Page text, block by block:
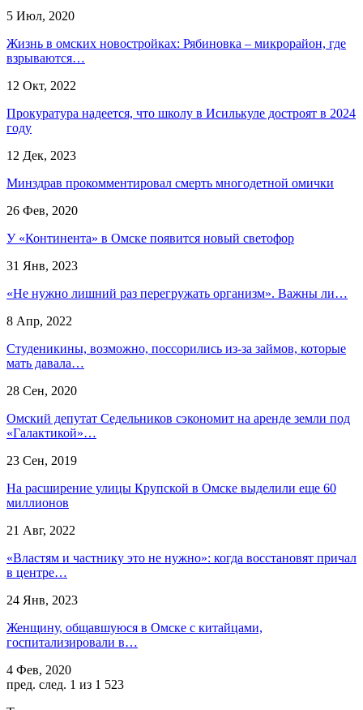
5 Июл, 2020
Жизнь в омских новостройках: Рябиновка – микрорайон, где
взрываются…
12 Окт, 2022
Прокуратура надеется, что школу в Исилькуле достроят в 2024
году
12 Дек, 2023
Минздрав прокомментировал смерть многодетной омички
26 Фев, 2020
У «Континента» в Омске появится новый светофор
31 Янв, 2023
«Не нужно лишний раз перегружать организм». Важны ли…
8 Апр, 2022
Студеникины, возможно, поссорились из-за займов, которые
мать давала…
28 Сен, 2020
Омский депутат Седельников сэкономит на аренде земли под
«Галактикой»…
23 Сен, 2019
На расширение улицы Крупской в Омске выделили еще 60
миллионов
21 Авг, 2022
«Властям и частнику это не нужно»: когда восстановят причал
в центре…
24 Янв, 2023
Женщину, общавшуюся в Омске с китайцами,
госпитализировали в…
4 Фев, 2020
пред. след. 1 из 1 523